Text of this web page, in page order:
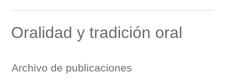
Oralidad y tradición oral
Archivo de publicaciones